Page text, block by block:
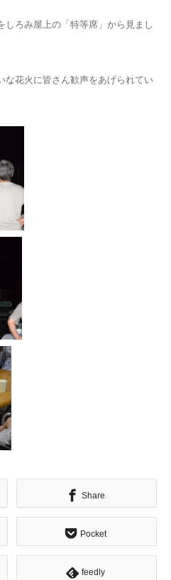
しろみ屋上の「特等席」から見まし
な花火に皆さん歓声をあげられてい
Share
Pocket
feedly